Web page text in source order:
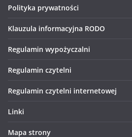
Polityka prywatności
Klauzula informacyjna RODO
Regulamin wypożyczalni
Regulamin czytelni
Regulamin czytelni internetowej
Linki
Mapa strony